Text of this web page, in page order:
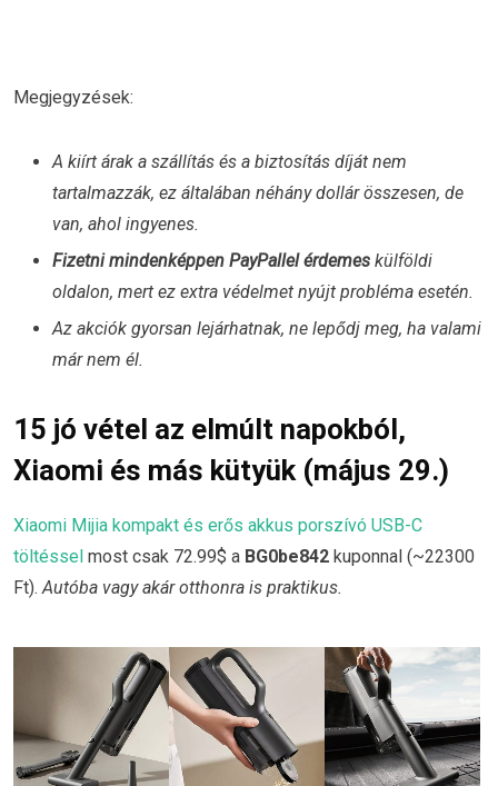
Megjegyzések:
A kiírt árak a szállítás és a biztosítás díját nem
tartalmazzák, ez általában néhány dollár összesen, de
van, ahol ingyenes.
Fizetni mindenképpen PayPallel érdemes külföldi
oldalon, mert ez extra védelmet nyújt probléma esetén.
Az akciók gyorsan lejárhatnak, ne lepődj meg, ha valami
már nem él.
15 jó vétel az elmúlt napokból,
Xiaomi és más kütyük (május 29.)
Xiaomi Mijia kompakt és erős akkus porszívó USB-C
töltéssel most csak 72.99$ a BG0be842 kuponnal (~22300
Ft). Autóba vagy akár otthonra is praktikus.